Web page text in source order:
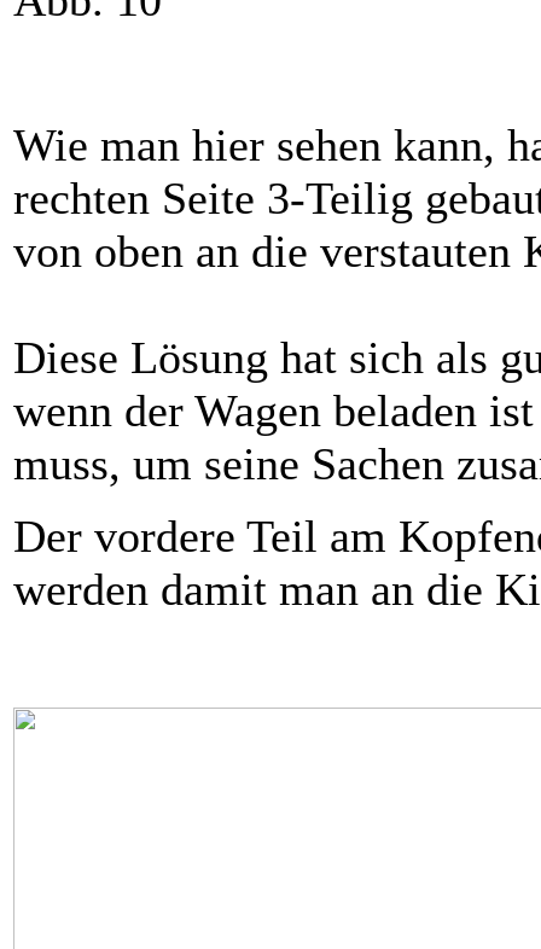
Wie man hier sehen kann,
rechten Seite 3-Teilig
von oben an die verstauten
Diese Lösung hat sich als
wenn der Wagen beladen
muss, um seine Sachen
Der vordere Teil am
werden damit man an die